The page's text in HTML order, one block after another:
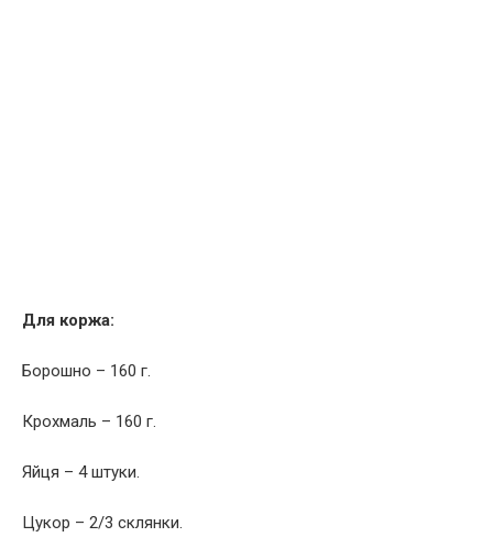
Для коржа:
Борошно – 160 г.
Крохмаль – 160 г.
Яйця – 4 штуки.
Цукор – 2/3 склянки.